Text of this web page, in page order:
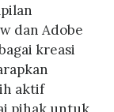
dan Adobe
kreasi
aktif
pihak untuk